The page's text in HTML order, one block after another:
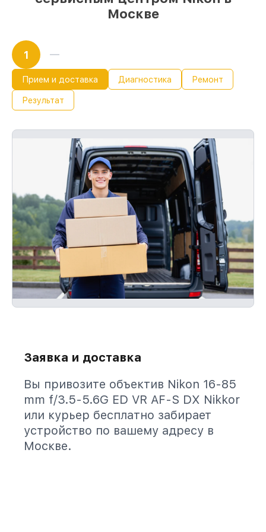
Москве
1
Прием и доставка Диагностика Ремонт
Результат
Заявка и доставка
Вы привозите объектив Nikon 16-85
mm f/3.5-5.6G ED VR AF-S DX Nikkor
или курьер бесплатно забирает
устройство по вашему адресу в
Москве.